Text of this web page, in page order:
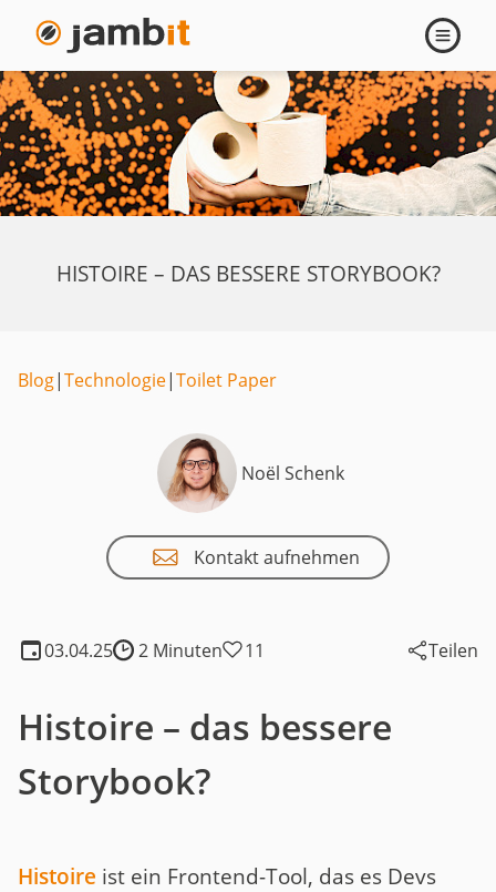
öffnen
HISTOIRE – DAS BESSERE STORYBOOK?
Noël Schenk
Kontakt aufnehmen
03.04.25Lesedauer:
2 Minuten 11 Teilen
Blog|Technologie|Toilet Paper
Histoire – das bessere
Storybook?
Histoire ist ein Frontend-Tool, das es Devs